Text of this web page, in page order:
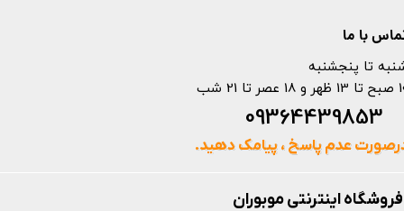
فروشگاه اینترنتی موبوران
با ما
تا پنجشنبه
تا 21 شب
عدم پاسخ ، پیامک دهید.